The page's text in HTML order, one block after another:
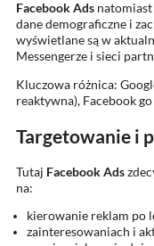
Facebook Ads
dane demograficzne i
wyświetlane są w
Messengerze i sieci
Kluczowa różnica:
reaktywna), Facebook
Targetowanie i
Tutaj Facebook Ads
na:
kierowanie reklam po
zainteresowaniach i